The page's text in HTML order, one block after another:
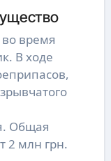
время
В ходе
Общая
2 млн грн.